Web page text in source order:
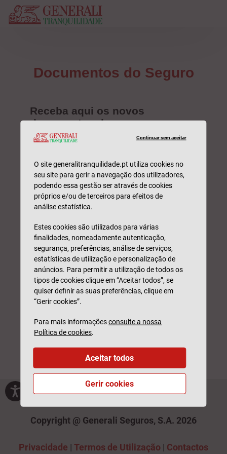
Copyright @ Generali Seguros, S.A. 2026
Privacidade | Termos de Utilização | Contactos
Continuar sem aceitar
O site generalitranquilidade.pt utiliza cookies no
seu site para gerir a navegação dos utilizadores,
podendo essa gestão ser através de cookies
próprios e/ou de terceiros para efeitos de
análise estatística.
Estes cookies são utilizados para várias
finalidades, nomeadamente autenticação,
segurança, preferências, análise de serviços,
estatísticas de utilização e personalização de
anúncios. Para permitir a utilização de todos os
tipos de cookies clique em “Aceitar todos”, se
quiser definir as suas preferências, clique em
“Gerir cookies”.
Para mais informaçõesconsulte a nossa
Política de cookies.
Gerir cookies
Aceitar todos